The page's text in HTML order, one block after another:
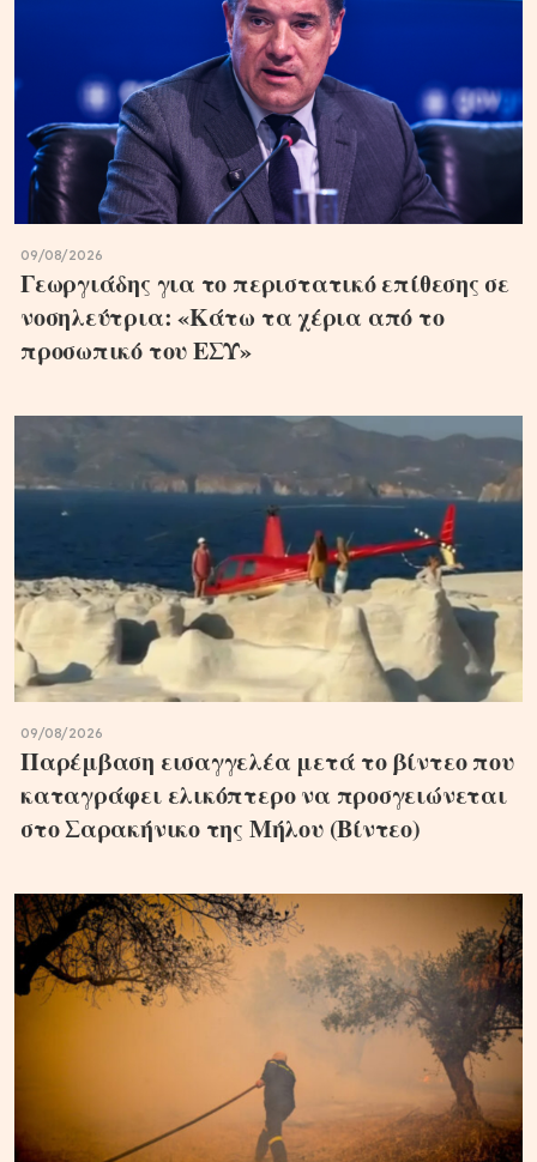
09/08/2026
Γεωργιάδης για το περιστατικό επίθεσης σε
νοσηλεύτρια: «Κάτω τα χέρια από το
προσωπικό του ΕΣΥ»
09/08/2026
Παρέμβαση εισαγγελέα μετά το βίντεο που
καταγράφει ελικόπτερο να προσγειώνεται
στο Σαρακήνικο της Μήλου (Βίντεο)